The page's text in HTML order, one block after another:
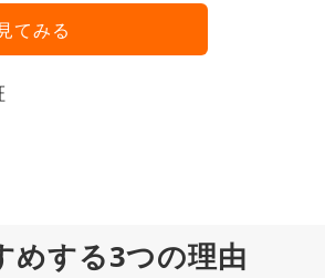
てみる
めする3つの理由